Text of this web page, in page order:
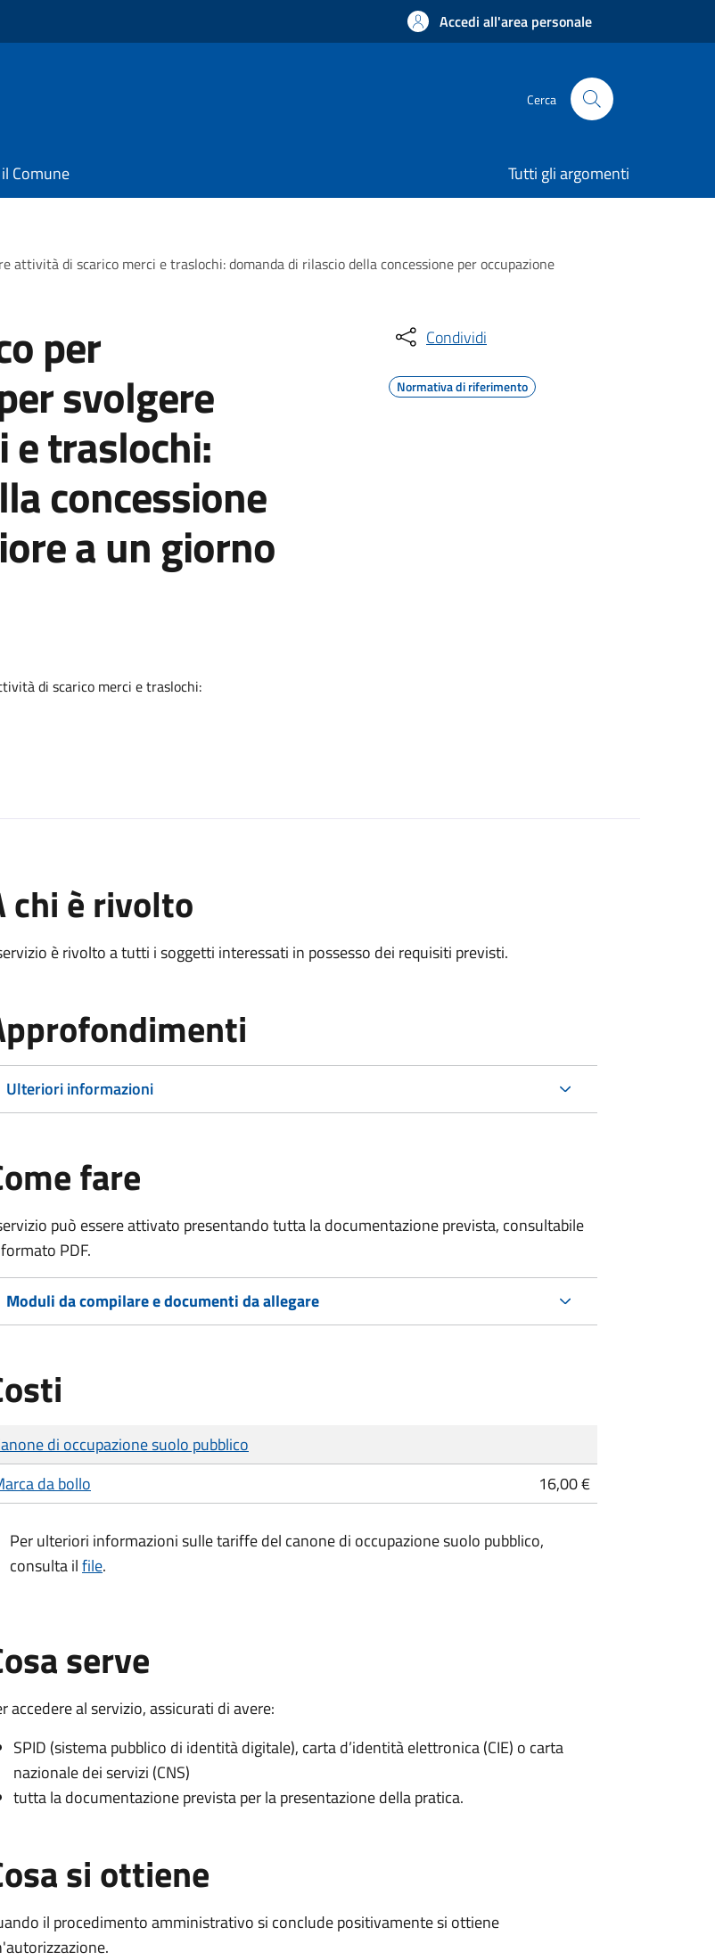
Accedi all'area personale
Cerca
Comune Tutti gli argomenti
attività di scarico merci e traslochi: domanda di rilascio della concessione per occupazione
per
svolgere
e traslochi:
concessione
a un giorno
di scarico merci e traslochi:
Condividi
Normativa di riferimento
chi è rivolto
è rivolto a tutti i soggetti interessati in possesso dei requisiti previsti.
Ulteriori informazioni
fare
può essere attivato presentando tutta la documentazione prevista, consultabile
PDF.
Moduli da compilare e documenti da allegare
di pagamento
di occupazione suolo pubblico
da bollo
16,00 €
Per ulteriori informazioni sulle tariffe del canone di occupazione suolo pubblico,
consulta ilfile.
serve
accedere al servizio, assicurati di avere:
SPID (sistema pubblico di identità digitale), carta d’identità elettronica (CIE) o carta
nazionale dei servizi (CNS)
tutta la documentazione prevista per la presentazione della pratica.
si ottiene
il procedimento amministrativo si conclude positivamente si ottiene